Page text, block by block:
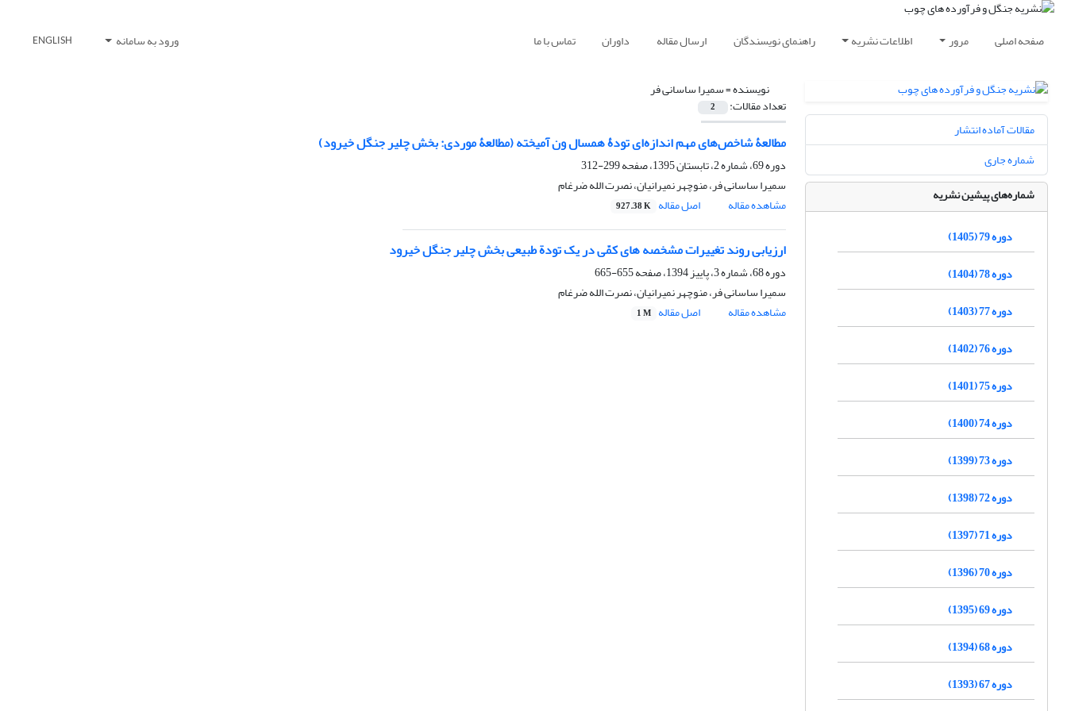
صفحه اصلی مرور اطلاعات نشریه راهنمای نویسندگان ارسال مقاله داوران تماس با ما ورود به سامانه ENGLISH
نویسنده =سمیرا ساسانی فر
تعداد مقالات: 2
مطالعۀ شاخص‌های مهم اندازه‌ای تودۀ همسال ون آمیخته (مطالعۀ موردی: بخش چلیر جنگل خیرود)
دوره 69، شماره 2، تابستان 1395، صفحه
299-312
سمیرا ساسانی فر، منوچهر نمیرانیان، نصرت الله ضرغام
مشاهده مقاله
اصل مقاله 927.38 K
ارزیابی روند تغییرات مشخصه‏ های کمّی در یک تودة طبیعی بخش چلیر جنگل خیرود
دوره 68، شماره 3، پاییز 1394، صفحه
655-665
سمیرا ساسانی فر، منوچهر نمیرانیان، نصرت الله ضرغام
مشاهده مقاله
اصل مقاله 1 M
مقالات آماده انتشار
شماره جاری
شماره‌های پیشین نشریه
دوره 79 (1405)
دوره 78 (1404)
دوره 77 (1403)
دوره 76 (1402)
دوره 75 (1401)
دوره 74 (1400)
دوره 73 (1399)
دوره 72 (1398)
دوره 71 (1397)
دوره 70 (1396)
دوره 69 (1395)
دوره 68 (1394)
دوره 67 (1393)